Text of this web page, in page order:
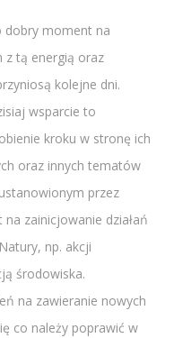
dobry moment na
z tą energią oraz
kolejne dni.
wsparcie to
kroku w stronę ich
oraz innych tematów
przez
zainicjowanie działań
np. akcji
środowiska.
na zawieranie nowych
co należy poprawić w